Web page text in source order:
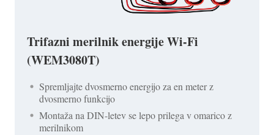
Trifazni merilnik energije Wi-Fi
(WEM3080T)
Spremljajte dvosmerno energijo za en meter z
dvosmerno funkcijo
Montaža na DIN-letev se lepo prilega v omarico z
merilnikom